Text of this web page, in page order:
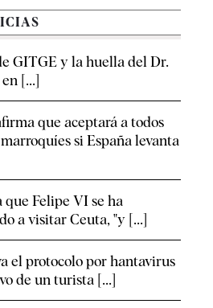
GITGE y la huella del Dr.
[...]
que aceptará a todos
si España levanta
que Felipe VI se ha
a visitar Ceuta, "y [...]
el protocolo por hantavirus
de un turista [...]